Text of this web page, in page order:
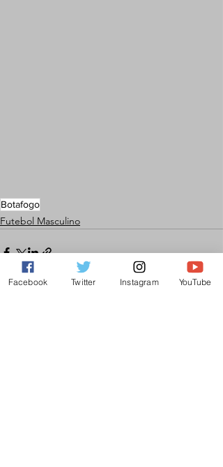
Botafogo
Futebol Masculino
Facebook Twitter Instagram YouTube